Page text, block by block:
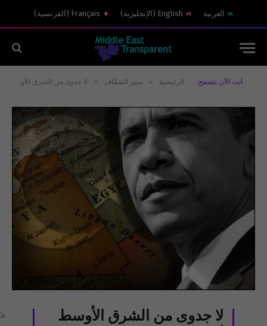
العربية English
( الإنجليزية)
Français
( الفرنسية)
أنت الآن تتصفح: الرئيسية » منبر الشفّاف » لا جدوى من الشرق الأوسط أم لا جدوى من السياسات الأمريكية!
لا جدوى من الشرق الأوسط